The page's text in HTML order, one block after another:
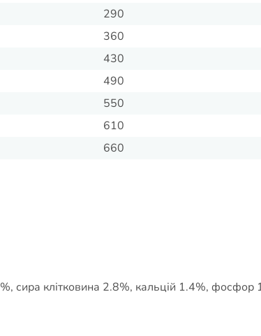
290
360
430
490
550
610
660
сира клітковина 2.8%, кальцій 1.4%, фосфор